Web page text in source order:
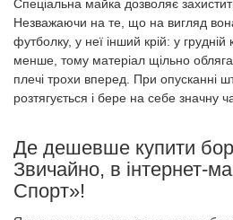
Спеціальна майка дозволяє захистити
Незважаючи на те, що на вигляд
футболку, у неї інший крій: у грудній
менше, тому матеріал щільно
плечі трохи вперед. При опусканні
розтягується і бере на себе значну
Де дешевше купити
Звичайно, в інтернет-
Спорт»!